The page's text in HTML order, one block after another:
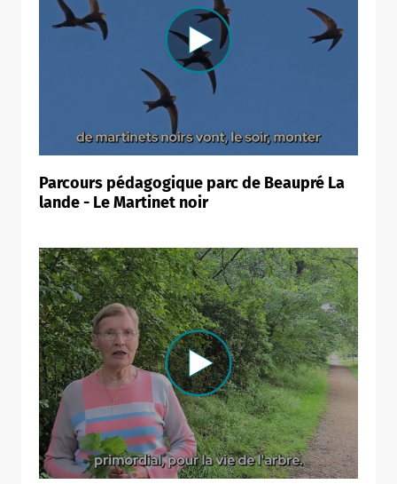
Parcours pédagogique parc de Beaupré La
lande - Le Martinet noir
ShareThis is disabled. Allow